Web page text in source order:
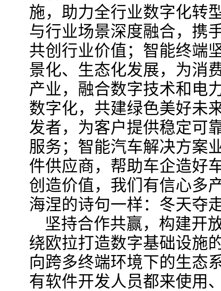
施，助力全行业数字化转
与行业场景深度融合，携
共创行业价值；智能终端
景化、生态化发展，为消
产业，融合数字技术和电
数字化，共建绿色美好未
发者，为客户提供稳定可
服务；智能汽车解决方案
件供应商，帮助车企造好
创造价值，我们有信心多
海涅的诗句一样：冬天夺
坚持合作共赢，构建开
绕欧拉打造数字基础设施
向跨多终端环境下的生态
有软件开发人员都来使用